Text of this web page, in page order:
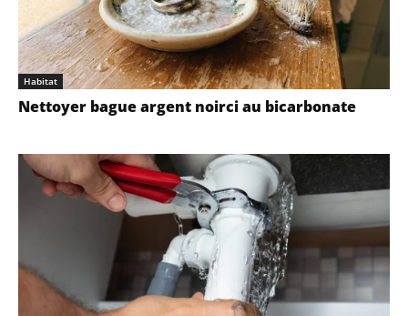
Habitat
Nettoyer bague argent noirci au bicarbonate